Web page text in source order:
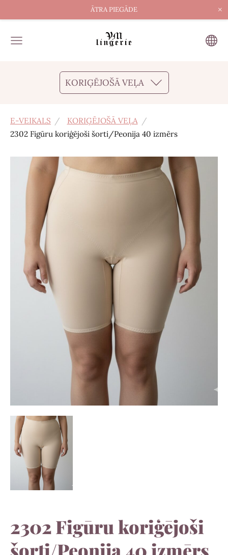
ĀTRA PIEGĀDE ×
KORIĢĒJOŠĀ VEĻA
E-VEIKALS
KORIĢĒJOŠĀ VEĻA
2302 Figūru koriģējoši šorti/Peonija 40 izmērs
2302 Figūru koriģējoši
šorti/Peonija 40 izmērs